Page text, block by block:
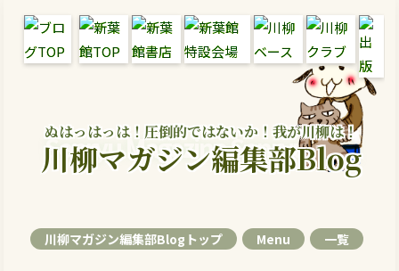
ぬはっはっは！圧倒的ではないか！我が川柳は！
Senryu Magazine Senryu Blog
川柳マガジン編集部Blog
川柳マガジン編集部Blogトップ Menu 一覧